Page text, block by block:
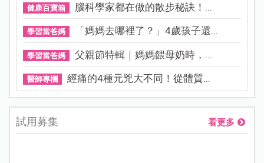
健康百寶箱 腦科學家都在做的散步秘訣！...
學習當爸媽 「媽媽去哪裡了？」4歲孩子還...
學習當爸媽 父親節特輯｜媽媽餵母奶時，...
醫師專欄 經痛的4種元兇大不同！從體質...
試用募集 看更多